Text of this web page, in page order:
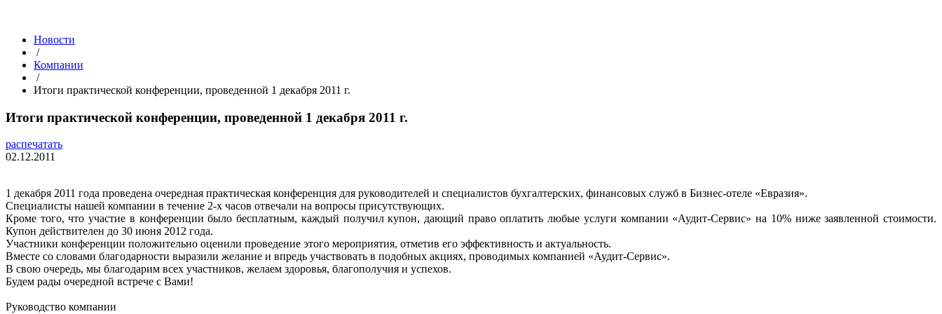
Новости
/
Компании
/
Итоги практической конференции, проведенной 1 декабря 2011 г.
Итоги практической конференции, проведенной 1 декабря 2011 г.
распечатать
02.12.2011
1 декабря 2011 года проведена очередная практическая конференция для руководителей и специалистов бухгалтерских, финансовых служб в Бизнес-отеле «Евразия».
Специалисты нашей компании в течение 2-х часов отвечали на вопросы присутствующих.
Кроме того, что участие в конференции было бесплатным, каждый получил купон, дающий право оплатить любые услуги компании «Аудит-Сервис» на 10% ниже заявленной стоимости.
Купон действителен до 30 июня 2012 года.
Участники конференции положительно оценили проведение этого мероприятия, отметив его эффективность и актуальность.
Вместе со словами благодарности выразили желание и впредь участвовать в подобных акциях, проводимых компанией «Аудит-Сервис».
В свою очередь, мы благодарим всех участников, желаем здоровья, благополучия и успехов.
Будем рады очередной встрече с Вами!
Руководство компании